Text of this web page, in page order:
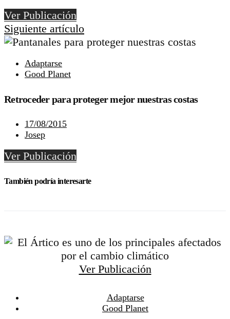
Ver Publicación
Siguiente artículo
Adaptarse
Good Planet
Retroceder para proteger mejor nuestras costas
17/08/2015
Josep
Ver Publicación
También podría interesarte
Ver Publicación
Adaptarse
Good Planet